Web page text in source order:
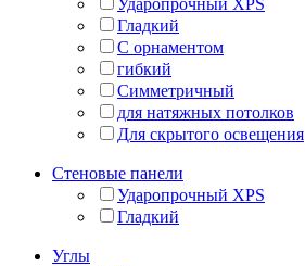
Ударопрочный XPS
Гладкий
С орнаментом
гибкий
Симметричный
для натяжных потолков
Для скрытого освещения
Стеновые панели
Ударопрочный XPS
Гладкий
Углы